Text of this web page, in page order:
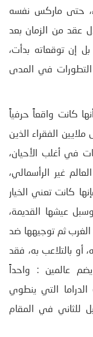
حتى ماركس نفسه
اجتماعية عام 1848 وخلال عقد من الزمان بعد
إن توقعاته بدأت،
التطورات في المدى
كانت واقعاً حرفياً
الفقراء الذين
في أغلب الأحيان،
غير الرأسمالي،
كانت تعني الخيار
عيشها القديمة،
ثم توجيهها ضد
أو بالتلاعب به، فقد
عالمين : واحداً
الدراما التي ينطوي
للثاني في المقام